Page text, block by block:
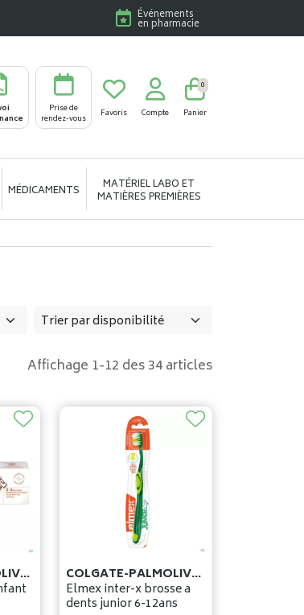
Événements
en pharmacie
Prise de
rendez-vous
Favoris Compte Panier
0
MÉDICAMENTS MATÉRIEL LABO ET
MATIÈRES PREMIÈRES
Affichage 1-12 des 34 articles
COLGATE-PALMOLIVE BELGIUM COLGATE-PALMOLIVE BELGIUM
Elmex inter-x brosse a
dents junior 6-12ans